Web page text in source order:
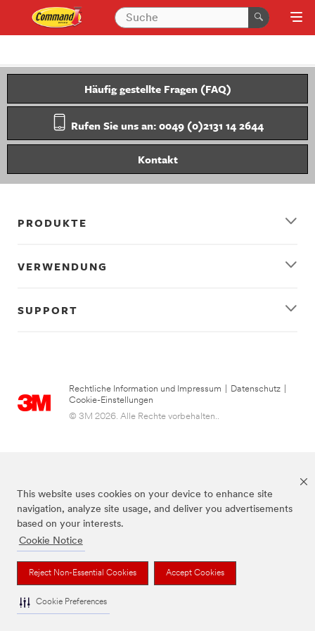
This website uses cookies on your device to enhance site
navigation, analyze site usage, and deliver you advertisements
based on your interests.
Cookie Notice
Reject Non-Essential Cookies Accept Cookies
Cookie Preferences
Häufig gestellte Fragen (FAQ)
Rufen Sie uns an: 0049 (0)2131 14 2644
Kontakt
PRODUKTE
VERWENDUNG
SUPPORT
Rechtliche Information und Impressum Datenschutz
Cookie-Einstellungen
© 3M 2026. Alle Rechte vorbehalten..
die Marke Command™ ist eine Marke von 3M.